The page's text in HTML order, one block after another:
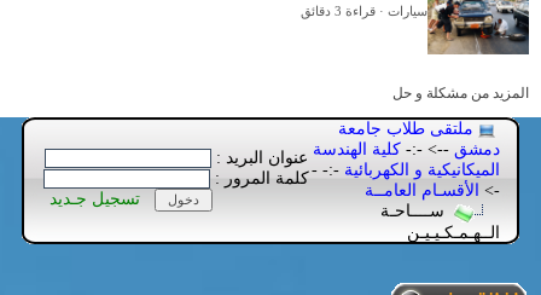
سيارات · قراءة 3 دقائق
المزيد من مشكلة و حل
ملتقى طلاب جامعة
دمشق --> -:- كلية الهندسة
الميكانيكية و الكهربائية -:- -
-> الأقسـام العامــة
ســــاحـة
الــهـمـكـيـيـن
عنوان البريد :
كلمة المرور :
تسجيل جـديد